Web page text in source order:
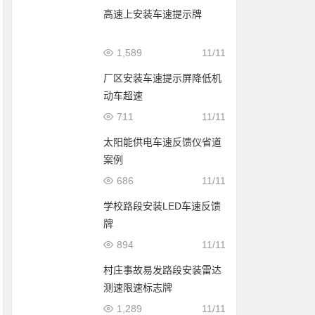
高速上安装车速提示牌
11/11
1,589
厂区安装车速提示屏降低机
动车超速
11/11
711
太阳能供电车速反馈仪省道
案例
11/11
686
学校路段安装LED车速反馈
牌
11/11
894
村庄事故易发路段安装雷达
测速限速标志牌
11/11
1,289